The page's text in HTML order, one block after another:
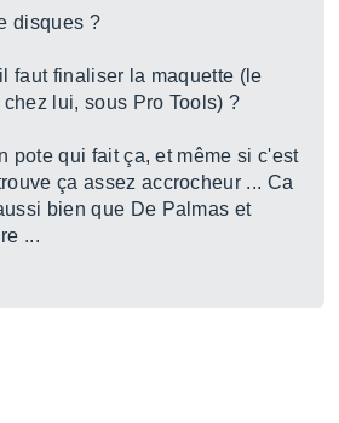
disques ?
faut finaliser la maquette (le
lui, sous Pro Tools) ?
pote qui fait ça, et même si c'est
ça assez accrocheur ... Ca
bien que De Palmas et
...